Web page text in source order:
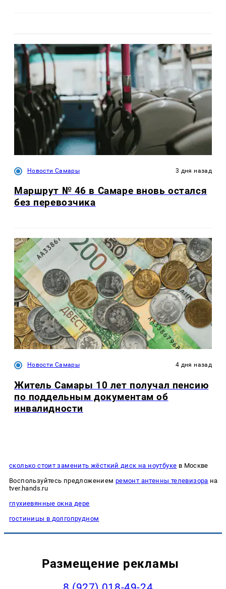
Новости Самары 3 дня назад
Маршрут № 46 в Самаре вновь остался
без перевозчика
Новости Самары 4 дня назад
Житель Самары 10 лет получал пенсию
по поддельным документам об
инвалидности
сколько стоит заменить жёсткий диск на ноутбуке в Москве
Воспользуйтесь предложением ремонт антенны телевизора на
tver.hands.ru
глухиевянные окна дере
гостиницы в долгопрудном
Размещение рекламы